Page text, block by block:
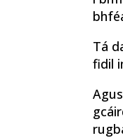
Tá
fidil